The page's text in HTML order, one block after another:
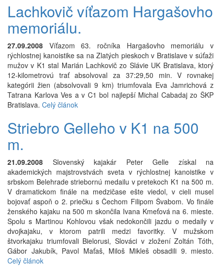
Lachkovič víťazom Hargašovho
memoriálu.
27.09.2008 Víťazom 63. ročníka Hargašovho memoriálu v
rýchlostnej kanoistike sa na Zlatých pieskoch v Bratislave v súťaži
mužov v K1 stal Marián Lachkovič zo Slávie UK Bratislava, ktorý
12-kilometrovú trať absolvoval za 37:29,50 min. V rovnakej
kategórii žien (absolvovali 9 km) triumfovala Eva Jamrichová z
Tatrana Karlova Ves a v C1 bol najlepší Michal Cabadaj zo ŠKP
Bratislava. Celý článok
Striebro Gelleho v K1 na 500
m.
21.09.2008 Slovenský kajakár Peter Gelle získal na
akademických majstrovstvách sveta v rýchlostnej kanoistike v
srbskom Belehrade striebornú medailu v pretekoch K1 na 500 m.
V dramatickom finále na medzičase ešte viedol, v cieli musel
bojovať aspoň o 2. priečku s Čechom Filipom Švabom. Vo finále
ženského kajaku na 500 m skončila Ivana Kmeťová na 6. mieste.
Spolu s Martinou Kohlovou však nedokončili jazdu o medaily v
dvojkajaku, v ktorom patrili medzi favoritky. V mužskom
štvorkajaku triumfovali Bielorusi, Slováci v zložení Zoltán Tóth,
Gábor Jakubík, Pavol Maťaš, Miloš Mikleš obsadili 9. miesto.
Celý článok